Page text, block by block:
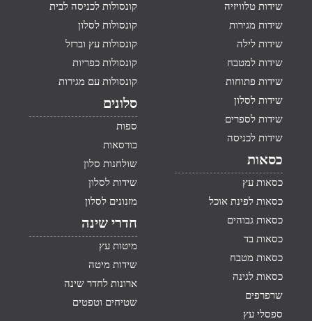
שידות טלוויזיה
שידות מגירות
שידות לילה
שידות למטבח
שידות פתוחות
שידות לסלון
שידות לספרים
שידות לכניסה
כסאות
כסאות עץ
כסאות לפינת אוכל
כסאות גבוהים
כסאות בד
כסאות מטבח
כסאות לגינה
שרפרפים
ספסלי עץ
קונסולות לכניסה לבית
קונסולות לסלון
קונסולות עץ וברזל
קונסולות כפריות
קונסולות עם מגירות
סלונים
ספות
כורסאות
שולחנות סלון
שידות לסלון
מזנונים לסלון
חדרי שינה
מיטות עץ
שידות מיטה
ארונות לחדר שינה
שטיחים וטפטים